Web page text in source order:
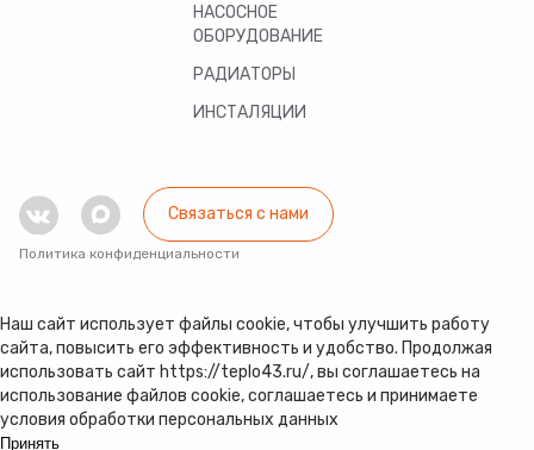
НАСОСНОЕ
ОБОРУДОВАНИЕ
РАДИАТОРЫ
ИНСТАЛЯЦИИ
Политика конфиденциальности
Связаться с нами
Наш сайт использует файлы cookie, чтобы улучшить работу
сайта, повысить его эффективность и удобство. Продолжая
использовать сайт https://teplo43.ru/, вы соглашаетесь на
использование файлов cookie, соглашаетесь и принимаете
условия обработки персональных данных
Принять